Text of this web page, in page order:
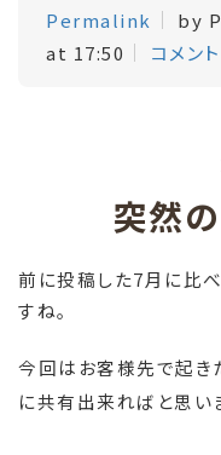
Permalink
by
at 17:50
コメン
突然
前に投稿した7月に比
すね。
今回はお客様先で起き
に共有出来ればと思い